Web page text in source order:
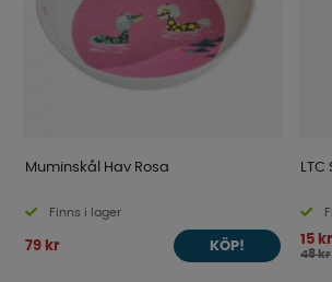
Muminskål Hav Rosa
Finns i lager
79 kr KÖP! 15 kr
48 kr